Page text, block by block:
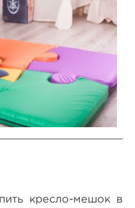
кресло-мешок в